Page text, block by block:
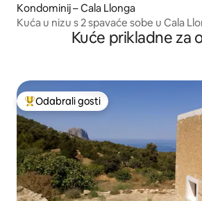
Kondominij – Cala Llonga
Kuća u nizu s 2 spavaće sobe u Cala
Kuće prikladne za
Među najviše rangiranima s oznakom
Odabrali gosti